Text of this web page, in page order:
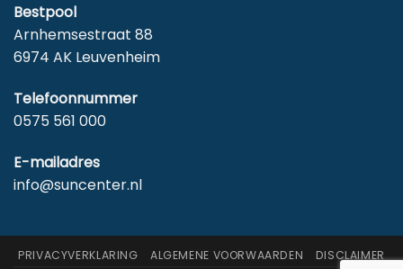
Bestpool
Arnhemsestraat 88
6974 AK Leuvenheim
Telefoonnummer
0575 561 000
E-mailadres
info@suncenter.nl
PRIVACYVERKLARING ALGEMENE VOORWAARDEN DISCLAIMER